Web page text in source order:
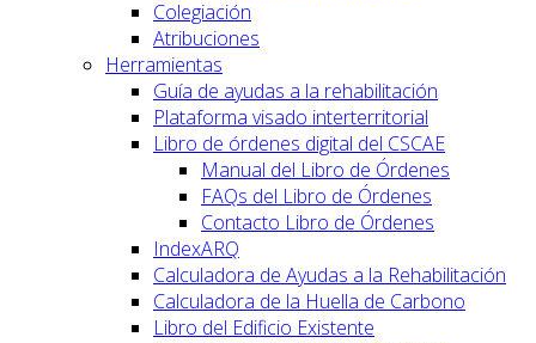
Colegiación
Atribuciones
Herramientas
Guía de ayudas a la rehabilitación
Plataforma visado interterritorial
Libro de órdenes digital del CSCAE
Manual del Libro de Órdenes
FAQs del Libro de Órdenes
Contacto Libro de Órdenes
IndexARQ
Calculadora de Ayudas a la Rehabilitación
Calculadora de la Huella de Carbono
Libro del Edificio Existente